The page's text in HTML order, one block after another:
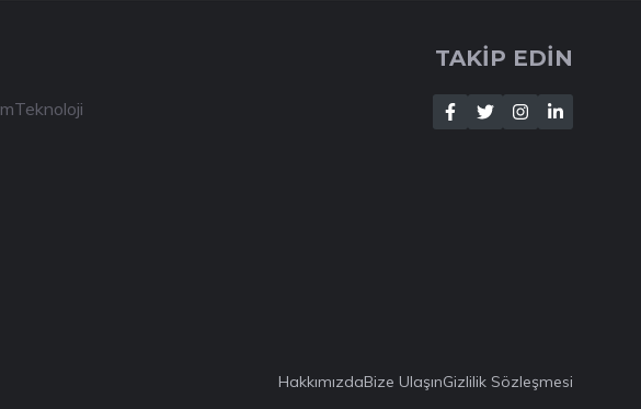
Teknoloji
TAKİP EDİN
HakkımızdaBize UlaşınGizlilik Sözleşmesi